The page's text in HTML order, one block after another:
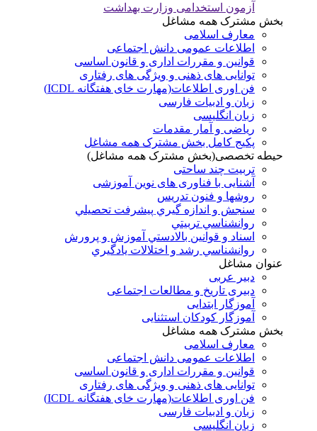
آزمون استخدامی وزارت بهداشت
بخش مشترک همه مشاغل
معارف اسلامی
اطلاعات عمومی دانش اجتماعی
قوانین و مقررات اداری و قانون اساسی
توانایی های ذهنی و ویژگی های رفتاری
فن اوری اطلاعات(مهارت خای هفتگانه ICDL)
زبان و ادبیات فارسی
زبان انگلیسی
ریاضی و آمار مقدمات
پکیج کامل بخش مشترک همه مشاغل
حیطه تخصصی(بخش مشترک همه مشاغل)
تربیت چند ساحتی
آشنایی با فناوری های نوین آموزشی
روشها و فنون تدريس
سنجش و اندازه گيري پيشرفت تحصيلي
روانشناسي تربيتي
اسناد و قوانين بالادستي آموزش و پرورش
روانشناسي رشد و اختلالات يادگيري
عنوان مشاغل
دبير عربی
دبیری تاریخ و مطالعات اجتماعی
آموزگار ابتدایی
آموزگار کودکان استثنایی
بخش مشترک همه مشاغل
معارف اسلامی
اطلاعات عمومی دانش اجتماعی
قوانین و مقررات اداری و قانون اساسی
توانایی های ذهنی و ویژگی های رفتاری
فن اوری اطلاعات(مهارت خای هفتگانه ICDL)
زبان و ادبیات فارسی
زبان انگلیسی